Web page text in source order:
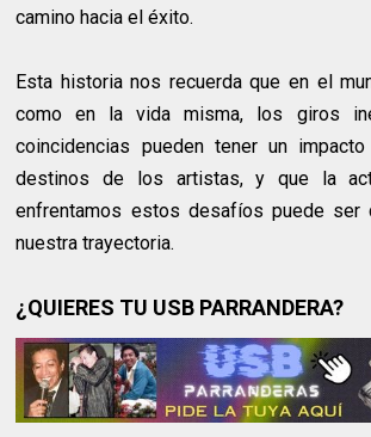
camino hacia el éxito.
Esta historia nos recuerda que en el
como en la vida misma, los giros
coincidencias pueden tener un
destinos de los artistas, y que la
enfrentamos estos desafíos puede ser
nuestra trayectoria.
¿QUIERES TU USB PARRANDERA?